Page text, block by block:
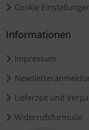
Cookie
Informationen
Impressum
Lieferzeit und
Widerrufsformular